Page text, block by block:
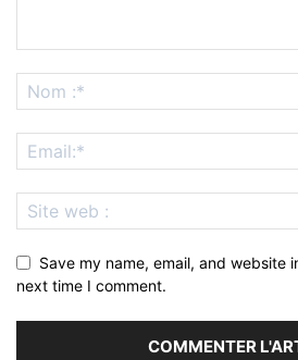
Save my name, email, and website
next time I comment.